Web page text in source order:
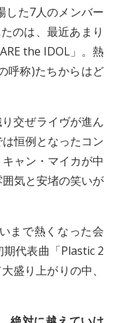
した7人のメンバー
のは、最近あまり
the IDOL」。熱
呼称)たちからはど
交ぜライヴが進ん
恒例となったコン
ャン・マイカが中
気と安堵の笑いが
まで熱くなった会
代表曲「Plastic 2
盛り上がりの中、